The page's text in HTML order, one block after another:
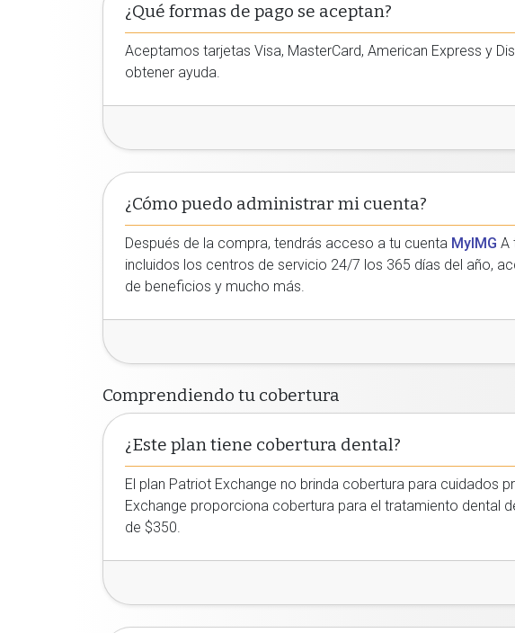
¿Qué formas de pago se aceptan?
Aceptamos tarjetas Visa, MasterCard, American Express y
obtener ayuda.
¿Cómo puedo administrar mi cuenta?
Después de la compra, tendrás acceso a tu cuenta MyIMG A
incluidos los centros de servicio 24/7 los 365 días del año,
de beneficios y mucho más.
Comprendiendo tu cobertura
¿Este plan tiene cobertura dental?
El plan Patriot Exchange no brinda cobertura para cuidados
Exchange proporciona cobertura para el tratamiento dental
de $350.